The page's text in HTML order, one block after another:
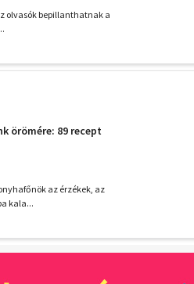
olvasók bepillanthatnak a
örömére: 89 recept
az érzékek, az
kala...